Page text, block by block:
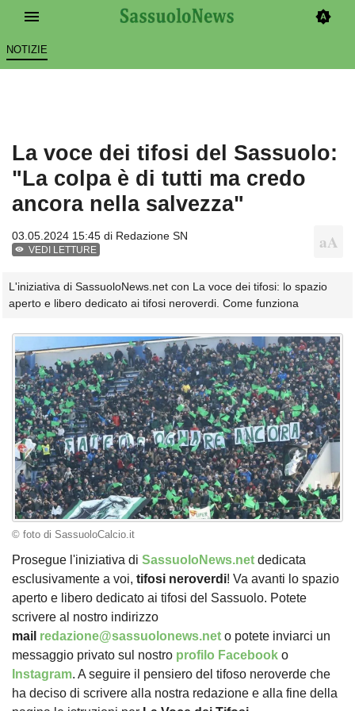
NOTIZIE
La voce dei tifosi del Sassuolo:
"La colpa è di tutti ma credo
ancora nella salvezza"
03.05.2024 15:45 di Redazione SN
VEDI LETTURE
L'iniziativa di SassuoloNews.net con La voce dei tifosi: lo spazio
aperto e libero dedicato ai tifosi neroverdi. Come funziona
© foto di SassuoloCalcio.it
Prosegue l'iniziativa di SassuoloNews.net dedicata
esclusivamente a voi, tifosi neroverdi! Va avanti lo spazio
aperto e libero dedicato ai tifosi del Sassuolo. Potete
scrivere al nostro indirizzo
mail redazione@sassuolonews.net o potete inviarci un
messaggio privato sul nostro profilo Facebook o
Instagram. A seguire il pensiero del tifoso neroverde che
ha deciso di scrivere alla nostra redazione e alla fine della